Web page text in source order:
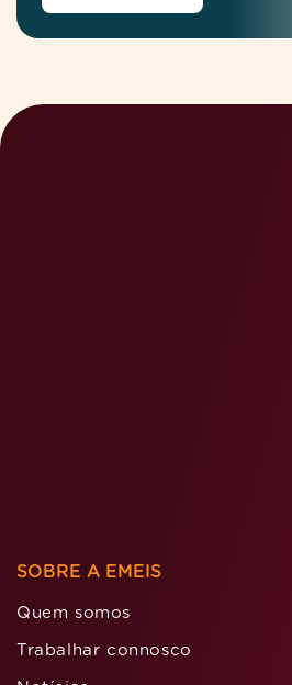
SOBRE A EMEIS
Quem somos
Trabalhar connosco